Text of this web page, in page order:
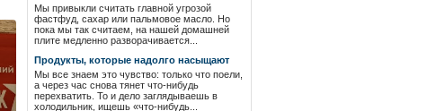
Мы привыкли считать главной угрозой
фастфуд, сахар или пальмовое масло. Но
пока мы так считаем, на нашей домашней
плите медленно разворачивается...
Продукты, которые надолго насыщают
Мы все знаем это чувство: только что поели,
а через час снова тянет что-нибудь
перехватить. То и дело заглядываешь в
холодильник, ищешь «что-нибудь...